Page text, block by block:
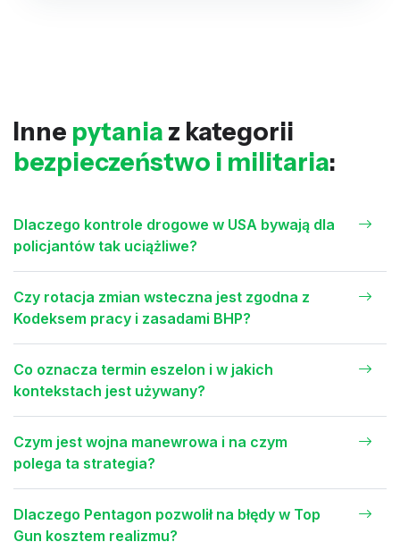
Inne pytania z kategorii
bezpieczeństwo i militaria:
Dlaczego kontrole drogowe w USA bywają dla
policjantów tak uciążliwe?
Czy rotacja zmian wsteczna jest zgodna z
Kodeksem pracy i zasadami BHP?
Co oznacza termin eszelon i w jakich
kontekstach jest używany?
Czym jest wojna manewrowa i na czym
polega ta strategia?
Dlaczego Pentagon pozwolił na błędy w Top
Gun kosztem realizmu?